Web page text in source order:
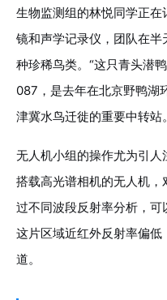
生物监测组的林悦同学正
镜和声学记录仪，团队在
种珍稀鸟类。“这只青头潜
087，是去年在北京野鸭湖
津冀水鸟迁徙的重要中转站
无人机小组的操作尤为引
搭载高光谱相机的无人机，
过不同波段反射率分析，可
这片区域近红外反射率偏低
道。